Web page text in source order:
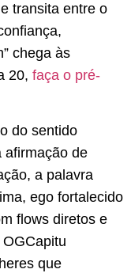
transita entre o
chega às
20, faça o pré-
do sentido
afirmação de
a palavra
ego fortalecido
flows diretos e
que